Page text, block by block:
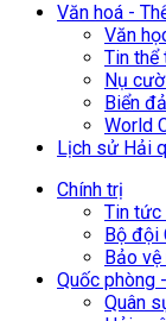
Văn hoá -
Văn
Tin thể
Nụ
Biển
World
Lịch sử Hải
Chính trị
Tin tức
Bộ đội
Bảo
Quốc phòng
Quân